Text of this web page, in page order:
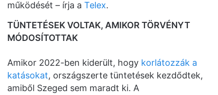
működését – írja a Telex.
TÜNTETÉSEK VOLTAK, AMIKOR TÖRVÉNYT
MÓDOSÍTOTTAK
Amikor 2022-ben kiderült, hogy korlátozzák a
katásokat, országszerte tüntetések kezdődtek,
amiből Szeged sem maradt ki. A